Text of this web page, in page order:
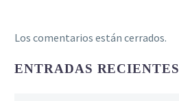
Los comentarios están cerrados.
ENTRADAS RECIENTES